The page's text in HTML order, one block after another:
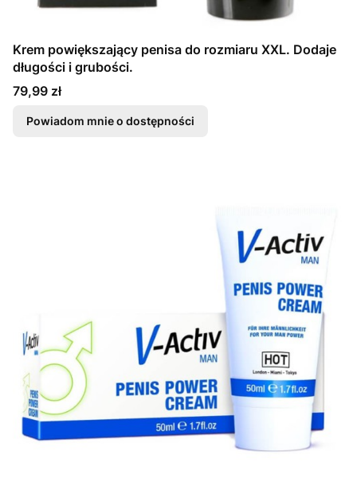
Krem powiększający penisa do rozmiaru XXL. Dodaje
długości i grubości.
Cena
79,99 zł
Powiadom mnie o dostępności